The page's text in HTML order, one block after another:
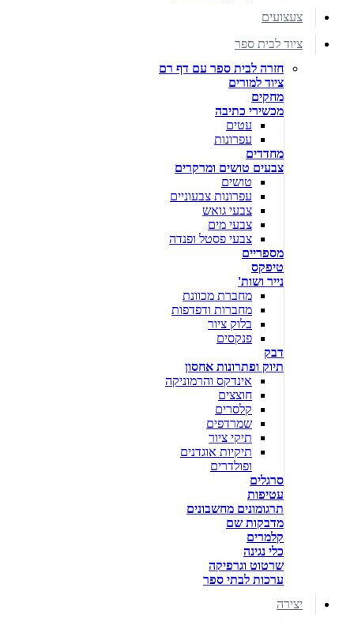
צעצועים
ציוד לבית ספר
חזרה לבית ספר עם דף רם
ציוד למורים
מחקים
מכשירי כתיבה
עטים
עפרונות
מחדדים
צבעים טושים ומרקרים
טושים
עפרונות צבעוניים
צבעי גואש
צבעי מים
צבעי פסטל ופנדה
מספריים
טיפקס
נייר ושות'
מחברת מכוונת
מחברות ודפדפות
בלוק ציור
פנקסים
דבק
תיוק ופתרונות אחסון
אינדקס והרמוניקה
חוצצים
קלסרים
שמרדפים
תיקי ציור
תיקיות אוגדנים
ופולדרים
סרגלים
עטיפות
תרגומונים מחשבונים
מדבקות שם
קלמרים
כלי נגינה
שרטוט וגרפיקה
ערכות לבתי ספר
יצירה